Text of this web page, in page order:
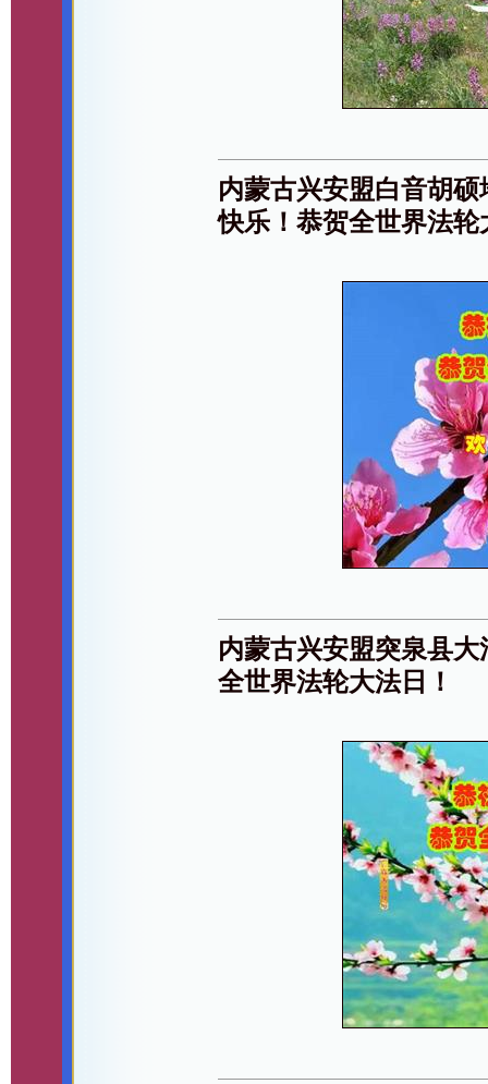
内蒙古兴安盟白音胡
快乐！恭贺全世界法轮
内蒙古兴安盟突泉县
全世界法轮大法日！